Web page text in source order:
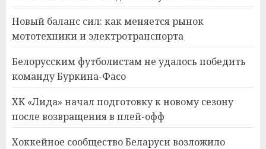
Новый баланс сил: как меняется рынок
мототехники и электротранспорта
Белорусским футболистам не удалось победить
команду Буркина-Фасо
ХК «Лида» начал подготовку к новому сезону
после возвращения в плей-офф
Хоккейное сообщество Беларуси возложило